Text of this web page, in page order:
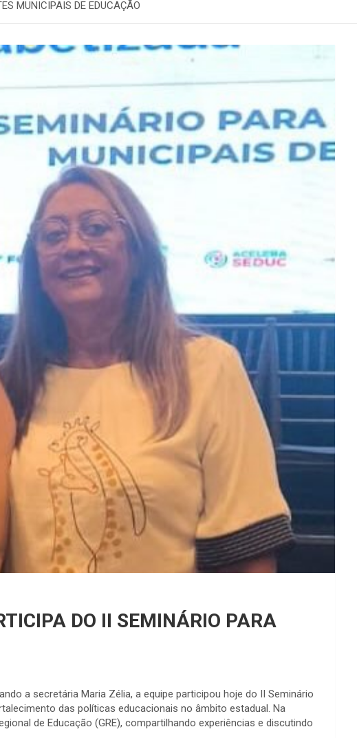
MUNICIPAIS DE EDUCAÇÃO
DO II SEMINÁRIO PARA
a secretária Maria Zélia, a equipe participou hoje do II Seminário
das políticas educacionais no âmbito estadual. Na
de Educação (GRE), compartilhando experiências e discutindo